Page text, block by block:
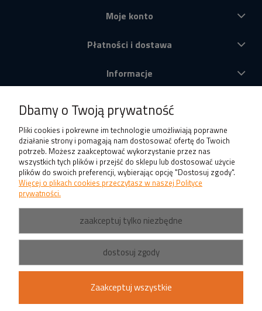
Moje konto
Płatności i dostawa
Informacje
Produkty
Dbamy o Twoją prywatność
Pliki cookies i pokrewne im technologie umożliwiają poprawne
działanie strony i pomagają nam dostosować ofertę do Twoich
potrzeb. Możesz zaakceptować wykorzystanie przez nas
wszystkich tych plików i przejść do sklepu lub dostosować użycie
plików do swoich preferencji, wybierając opcję "Dostosuj zgody".
Więcej o plikach cookies przeczytasz w naszej Polityce
prywatności.
zaakceptuj tylko niezbędne
dostosuj zgody
Zaakceptuj wszystkie